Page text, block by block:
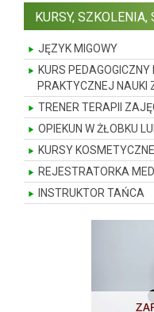
KURSY,
JĘZYK MIGOWY
KURS
PRAKTYCZNEJ NAUKI
TRENER TERAPII
OPIEKUN W ŻŁOBKU
KURSY KOSMETYCZNE
REJESTRATORKA
INSTRUKTOR TAŃCA